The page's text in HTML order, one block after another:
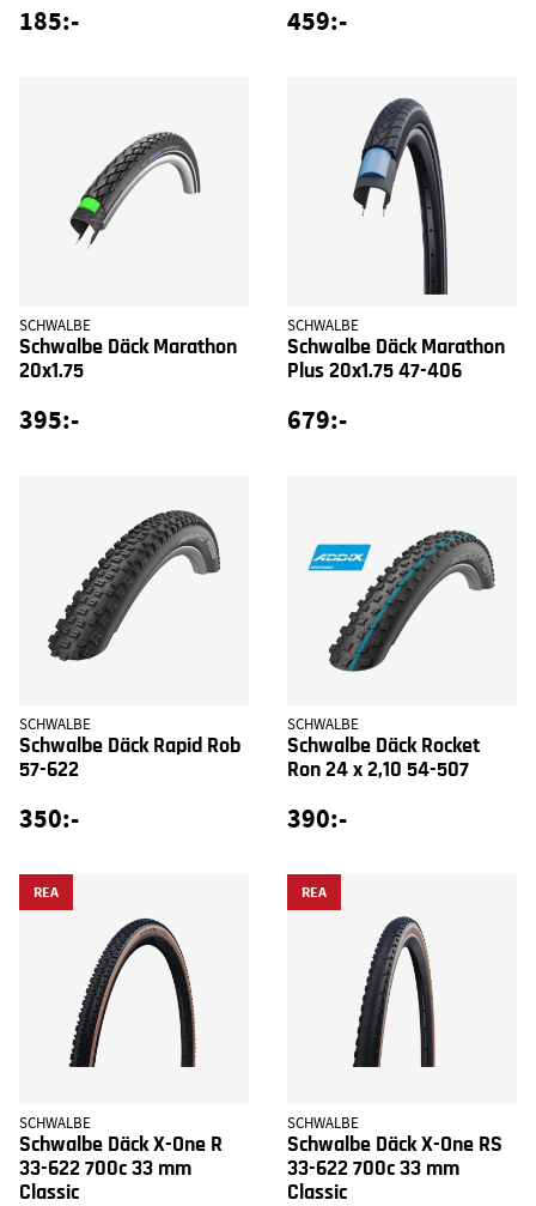
185:- 459:-
SCHWALBE
Schwalbe Däck Marathon
20x1.75
395:-
SCHWALBE
Schwalbe Däck Marathon
Plus 20x1.75 47-406
679:-
SCHWALBE
Schwalbe Däck Rapid Rob
57-622
350:-
SCHWALBE
Schwalbe Däck Rocket
Ron 24 x 2,10 54-507
390:-
REA
SCHWALBE
Schwalbe Däck X-One R
33-622 700c 33 mm
Classic
REA
SCHWALBE
Schwalbe Däck X-One RS
33-622 700c 33 mm
Classic